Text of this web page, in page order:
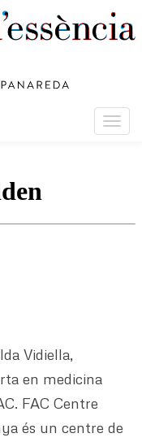
Vidiella,
en medicina
FAC Centre
és un centre de